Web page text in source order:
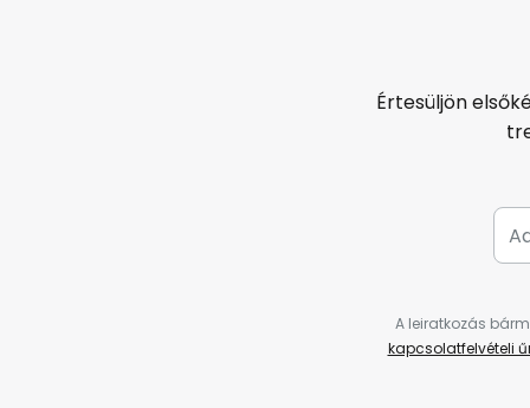
Értesüljön
A leiratkozás
kapcsolatfelvételi